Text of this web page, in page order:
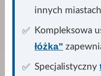
innych
Kompleksowa
łóżka"
Specjalistyczny